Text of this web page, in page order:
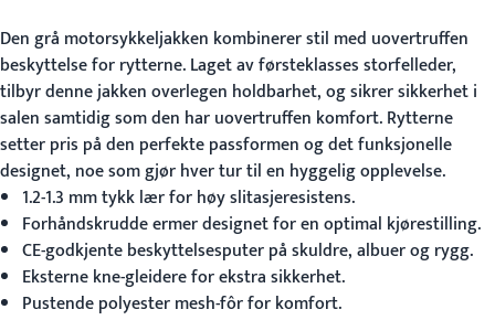
Dengrå motorsykkeljakken kombinerer stil med uovertruffen
beskyttelse for rytterne. Laget av førsteklasses storfelleder,
tilbyr denne jakken overlegen holdbarhet, og sikrer sikkerhet i
salen samtidig som den har uovertruffen komfort. Rytterne
setter pris på den perfekte passformen og det funksjonelle
designet, noe som gjør hver tur til en hyggelig opplevelse.
1.2-1.3 mm tykk lær for høy slitasjeresistens.
Forhåndskrudde ermer designet for en optimal kjørestilling.
CE-godkjente beskyttelsesputer på skuldre, albuer og rygg.
Eksterne kne-gleidere for ekstra sikkerhet.
Pustende polyester mesh-fôr for komfort.